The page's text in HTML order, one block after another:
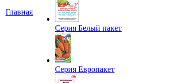
Главная
Серия Белый пакет
Серия Европакет